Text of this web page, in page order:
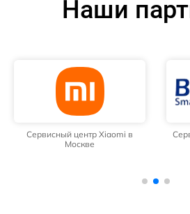
Наши
Сервисный центр Xiaomi в
Москве